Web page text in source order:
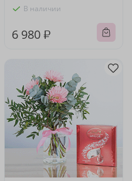
В наличии
6 980 ₽